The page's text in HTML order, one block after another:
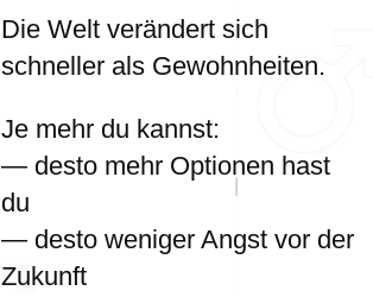
Die Welt verändert sich
schneller als Gewohnheiten.
Je mehr du kannst:
— desto mehr Optionen hast
du
— desto weniger Angst vor der
Zukunft